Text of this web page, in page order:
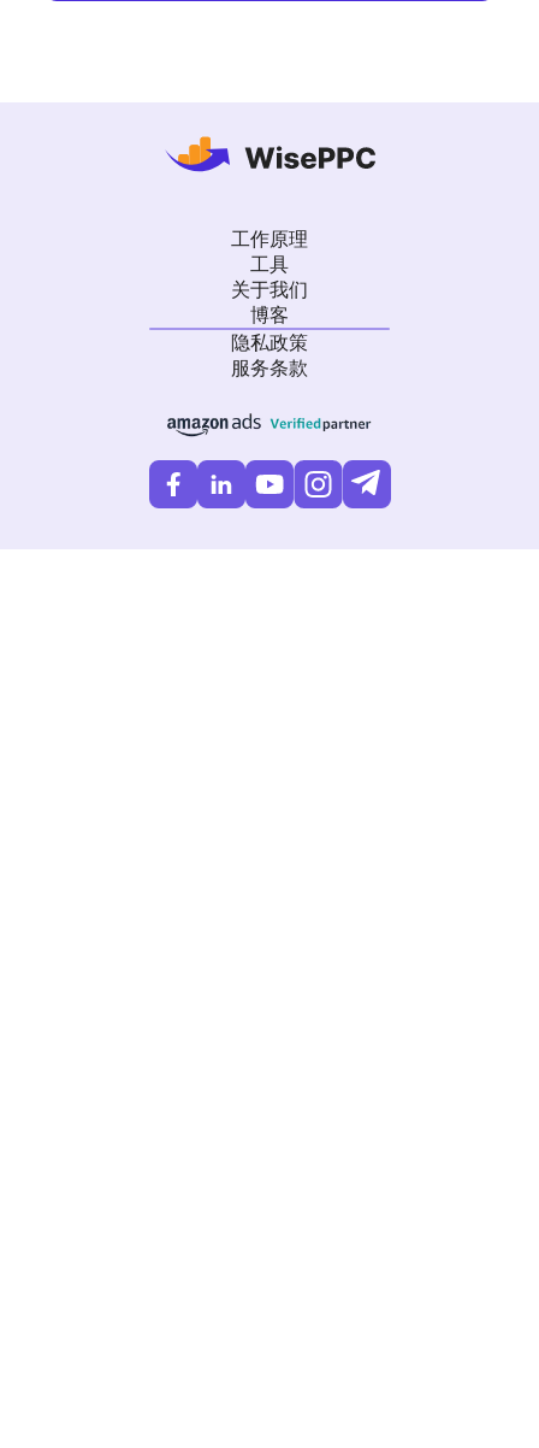
工作原理
工具
关于我们
博客
隐私政策
服务条款